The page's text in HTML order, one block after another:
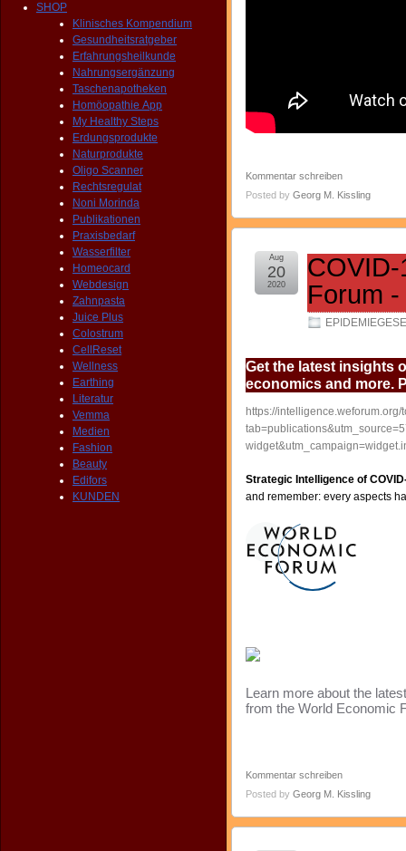
SHOP
Klinisches Kompendium
Gesundheitsratgeber
Erfahrungsheilkunde
Nahrungsergänzung
Taschenapotheken
Homöopathie App
My Healthy Steps
Erdungsprodukte
Naturprodukte
Oligo Scanner
Rechtsregulat
Noni Morinda
Publikationen
Praxisbedarf
Wasserfilter
Homeocard
Webdesign
Zahnpasta
Juice Plus
Colostrum
CellReset
Wellness
Earthing
Literatur
Vemma
Medien
Fashion
Beauty
Edifors
KUNDEN
Kommentar schreiben
Posted by Georg M. Kissling
Forum
Aug
20
2020
Get the latest insights
economics and more.
https://
Strategic Intelligence of
and remember: every aspects
Learn more about the
from the World Economic
Kommentar schreiben
Posted by Georg M. Kissling